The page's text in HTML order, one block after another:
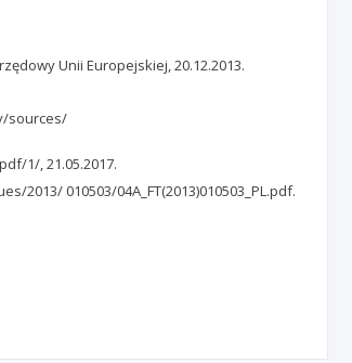
Unii Europejskiej, 20.12.2013.
sources/
1/, 21.05.2017.
010503/04A_FT(2013)010503_PL.pdf.